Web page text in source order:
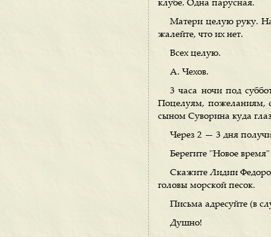
клубе. Одна парусная.
Матери целую руку.
жалейте, что их нет.
Всех целую.
А. Чехов.
3 часа ночи под
Поцелуям, пожеланиям,
сыном Суворина куда
Через 2 — 3 дня
Берегите "Новое
Скажите Лидии
головы морской песок.
Письма адресуйте (в
Душно!